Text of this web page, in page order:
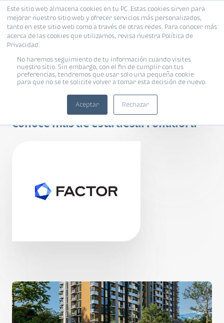
Este sitio web almacena cookies en tu PC. Estas cookies sirven para
mejorar nuestro sitio web y ofrecer servicios más personalizados,
tanto en este sitio web como a través de otras redes. Para conocer más
acerca de las cookies que utilizamos, revisa nuestra Política de
Privacidad.
No haremos seguimiento de tu información cuando visites
nuestro sitio. Sin embargo, con el fin de cumplir con tus
preferencias, tendremos que usar solo una pequeña cookie
para que no se te solicite volver a tomar esta decisión de nuevo.
Aceptar Rechazar
VIANA
APARTAMENTOS
Conoce más de esta desarrolladora